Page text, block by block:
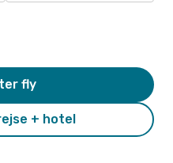
+ hotel
fly